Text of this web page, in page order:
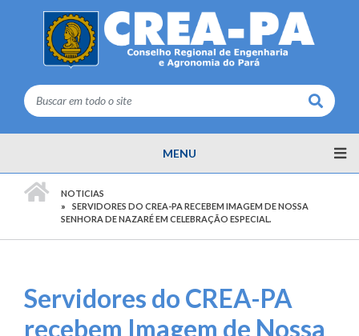
Buscar
MENU
NOTICIAS
SERVIDORES DO CREA-PA RECEBEM IMAGEM DE NOSSA
SENHORA DE NAZARÉ EM CELEBRAÇÃO ESPECIAL.
Servidores do CREA-PA
recebem Imagem de Nossa